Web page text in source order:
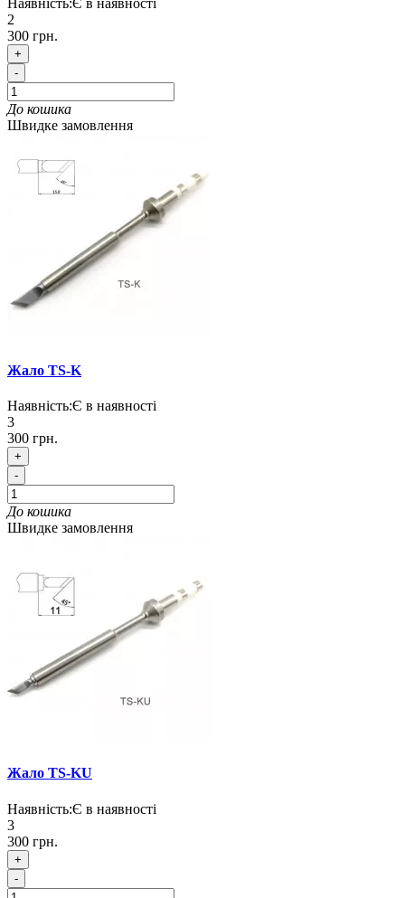
2
300 грн.
+
-
До кошика
Швидке замовлення
Жало TS-K
Наявність:Є в наявності
3
300 грн.
+
-
До кошика
Швидке замовлення
Жало TS-KU
Наявність:Є в наявності
3
300 грн.
+
-